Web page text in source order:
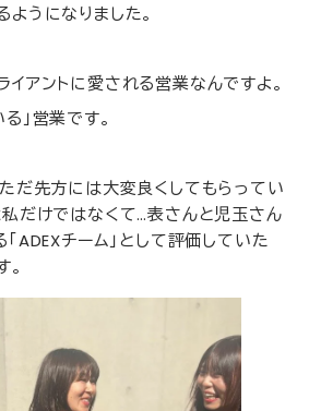
うになりました。
アントに愛される営業なんですよ。
」営業です。
だ先方には大変良くしてもらってい
私だけではなくて…表さんと児玉さん
ADEXチーム」として評価していた